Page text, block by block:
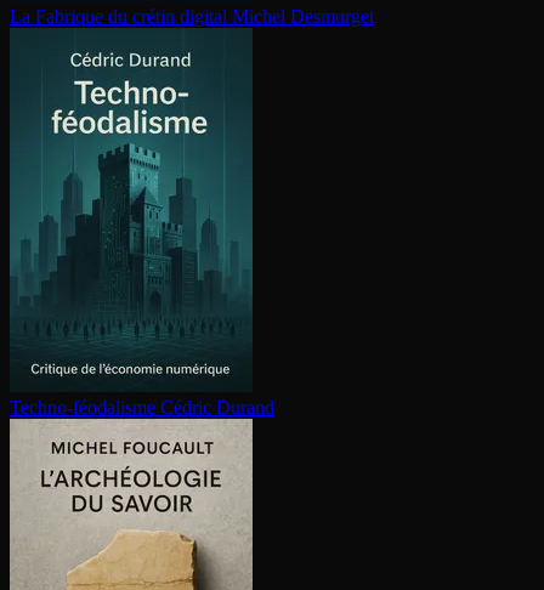
La Fabrique du crétin digital Michel Desmurget
Techno-féodalisme Cédric Durand